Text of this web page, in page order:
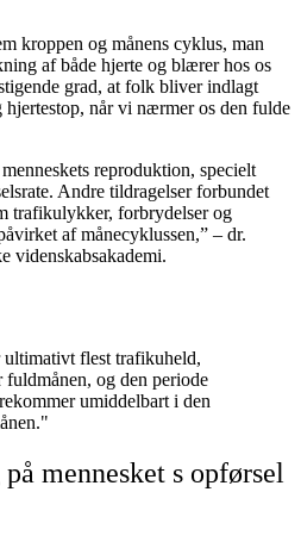
kroppen og månens cyklus, man
af både hjerte og blærer hos os
grad, at folk bliver indlagt
når vi nærmer os den fulde
reproduktion, specielt
Andre tildragelser forbundet
trafikulykker, forbrydelser og
af månecyklussen,” – dr.
videnskabsakademi.
ultimativt flest trafikuheld,
og den periode
umiddelbart i den
mennesket s opførsel